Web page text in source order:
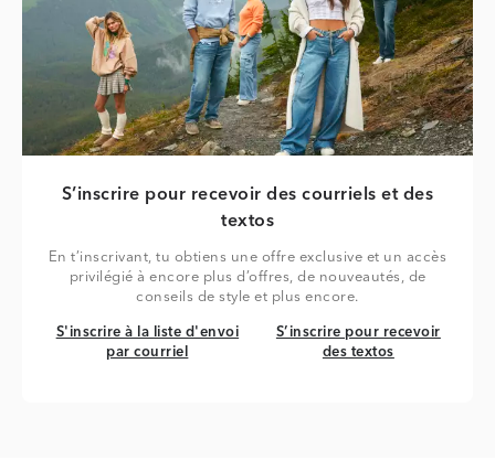
S’inscrire pour recevoir des courriels et des
textos
En t’inscrivant, tu obtiens une offre exclusive et un accès
privilégié à encore plus d’offres, de nouveautés, de
conseils de style et plus encore.
S'inscrire à la liste d'envoi par courriel
S'inscrire à la liste d'envoi
par courriel
S’inscrire pour recevoir des
S’inscrire pour recevoir
des textos